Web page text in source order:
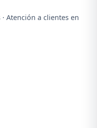
Atención a clientes en